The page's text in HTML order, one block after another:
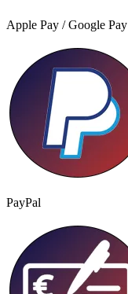
Apple Pay / Google Pay
PayPal